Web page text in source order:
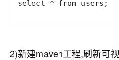
2)新建maven工程,刷新可